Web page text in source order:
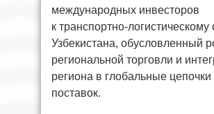
международных инвесторов
к транспортно-логистическому
Узбекистана, обусловленный
региональной торговли и
региона в глобальные цепочки
поставок.